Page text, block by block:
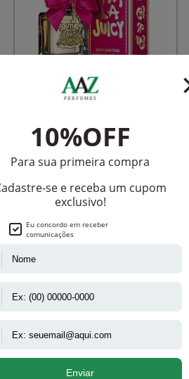
Juicy Couture
Viva La Juicy By Juicy Couture
R$ 850,00
R$ 664,05
Até 12XdeR$ 55,33